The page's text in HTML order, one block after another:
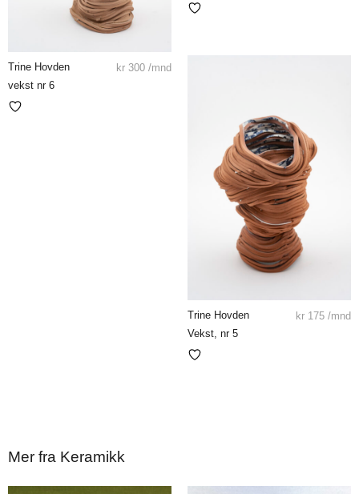
Trine Hovden
vekst nr 6
kr 300 /mnd
Trine Hovden
Vekst, nr 5
kr 175 /mnd
Mer fra Keramikk